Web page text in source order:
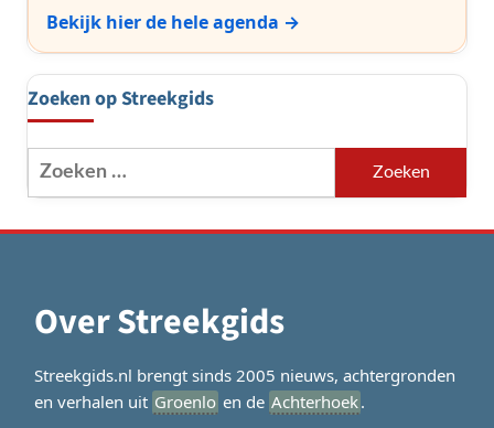
Bekijk hier de hele agenda →
Zoeken op Streekgids
Zoeken
naar:
Over Streekgids
Streekgids.nl brengt sinds 2005 nieuws, achtergronden
en verhalen uit Groenlo en de Achterhoek.